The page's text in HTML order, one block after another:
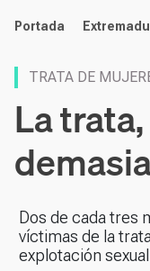
noticias
Portada
TRATA DE
La
Dos de cada tres
víctimas de la
explotación sexual